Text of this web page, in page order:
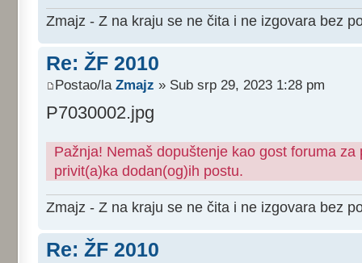
Zmajz - Z na kraju se ne čita i ne izgovara bez
Re: ŽF 2010
Postao/la Zmajz » Sub srp 29, 2023 1:28 pm
P7030002.jpg
Pažnja! Nemaš dopuštenje kao gost foruma
privit(a)ka dodan(og)ih postu.
Zmajz - Z na kraju se ne čita i ne izgovara bez
Re: ŽF 2010